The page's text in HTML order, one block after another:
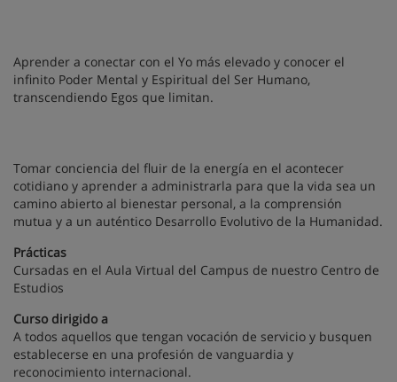
Aprender a conectar con el Yo más elevado y conocer el
infinito Poder Mental y Espiritual del Ser Humano,
transcendiendo Egos que limitan.
Tomar conciencia del fluir de la energía en el acontecer
cotidiano y aprender a administrarla para que la vida sea un
camino abierto al bienestar personal, a la comprensión
mutua y a un auténtico Desarrollo Evolutivo de la Humanidad.
Prácticas
Cursadas en el Aula Virtual del Campus de nuestro Centro de
Estudios
Curso dirigido a
A todos aquellos que tengan vocación de servicio y busquen
establecerse en una profesión de vanguardia y
reconocimiento internacional.